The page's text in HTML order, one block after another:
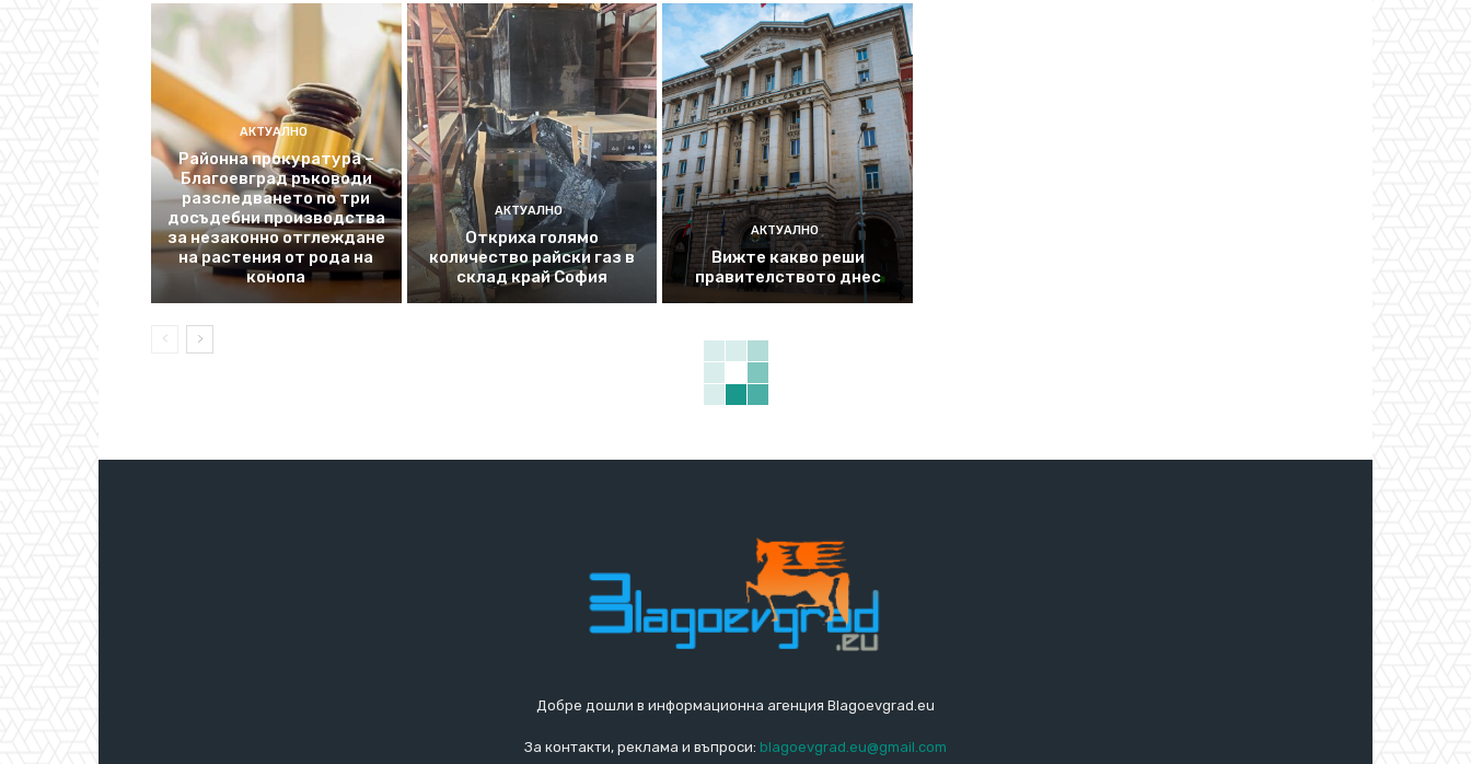
АКТУАЛНО
Районна прокуратура –
Благоевград ръководи
разследването по три
досъдебни производства
за незаконно отглеждане
на растения от рода на
конопа
АКТУАЛНО
Откриха голямо
количество райски газ в
склад край София
АКТУАЛНО
Вижте какво реши
правителството днес
Добре дошли в информационна агенция Blagoevgrad.eu
За контакти, реклама и въпроси: blagoevgrad.eu@gmail.com